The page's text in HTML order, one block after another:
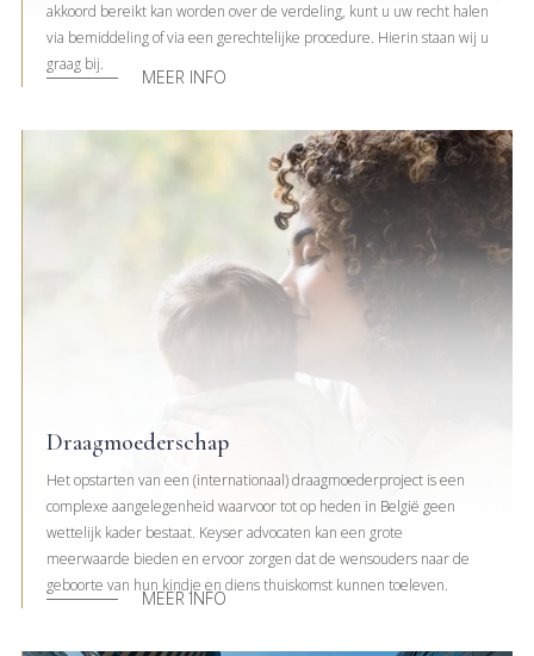
akkoord bereikt kan worden over de verdeling, kunt u uw recht halen
via bemiddeling of via een gerechtelijke procedure. Hierin staan wij u
graag bij.
MEER INFO
Draagmoederschap
Het opstarten van een (internationaal) draagmoederproject is een
complexe aangelegenheid waarvoor tot op heden in België geen
wettelijk kader bestaat. Keyser advocaten kan een grote
meerwaarde bieden en ervoor zorgen dat de wensouders naar de
geboorte van hun kindje en diens thuiskomst kunnen toeleven.
MEER INFO